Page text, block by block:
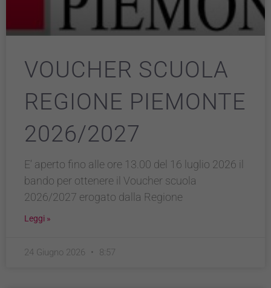
VOUCHER SCUOLA
REGIONE PIEMONTE
2026/2027
E’ aperto fino alle ore 13.00 del 16 luglio 2026 il
bando per ottenere il Voucher scuola
2026/2027 erogato dalla Regione
Leggi »
24 Giugno 2026 8:57